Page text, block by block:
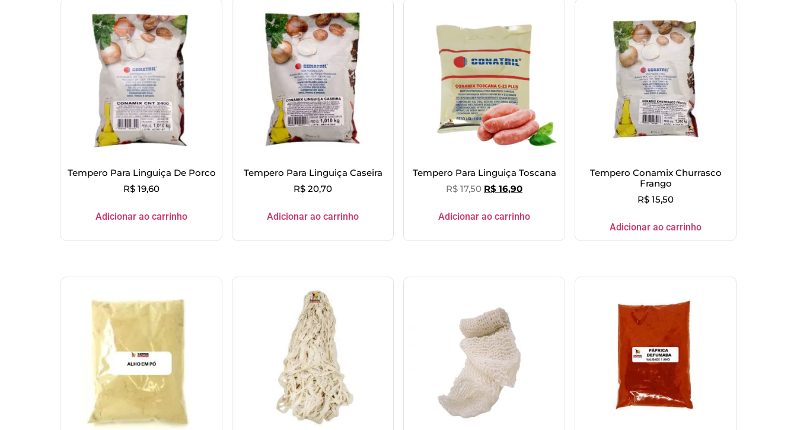
Tempero Para Linguiça De Porco
R$ 19,60
Adicionar ao carrinho
Tempero Para Linguiça Caseira
R$ 20,70
Adicionar ao carrinho
Tempero Para Linguiça Toscana
R$ 17,50 R$ 16,90
Adicionar ao carrinho
Tempero Conamix Churrasco
Frango
R$ 15,50
Adicionar ao carrinho